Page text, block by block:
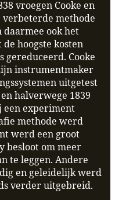
vroegen Cooke en
verbeterde methode
ook het
hoogste kosten
gereduceerd. Cooke
instrumentmaker
uitgetest
halverwege 1839
een experiment
methode werd
werd een groot
besloot om meer
te leggen. Andere
en geleidelijk werd
verder uitgebreid.